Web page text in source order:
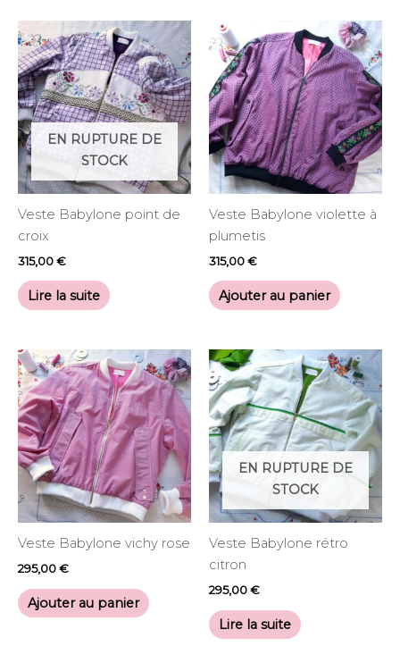
EN RUPTURE DE
STOCK
Veste Babylone point de
croix
315,00€
Lire la suite
Veste Babylone violette à
plumetis
315,00€
Ajouter au panier
Veste Babylone vichy rose
295,00€
Ajouter au panier
EN RUPTURE DE
STOCK
Veste Babylone rétro
citron
295,00€
Lire la suite